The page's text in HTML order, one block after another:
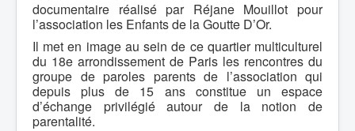
documentaire réalisé par Réjane Mouillot pour
l’association les Enfants de la Goutte D’Or.
Il met en image au sein de ce quartier multiculturel
du 18e arrondissement de Paris les rencontres du
groupe de paroles parents de l’association qui
depuis plus de 15 ans constitue un espace
d’échange privilégié autour de la notion de
parentalité.